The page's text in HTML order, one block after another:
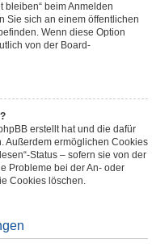
bleiben“ beim Anmelden
Sie sich an einem öffentlichen
Wenn diese Option
von der Board-
erstellt hat und die dafür
Außerdem ermöglichen Cookies
Status – sofern sie von der
Probleme bei der An- oder
Cookies löschen.